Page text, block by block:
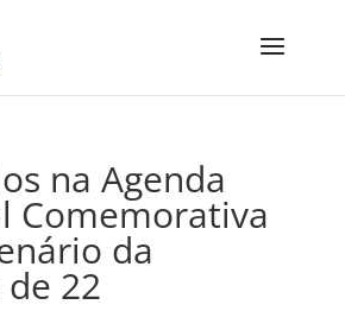
na Agenda
Comemorativa
da
22